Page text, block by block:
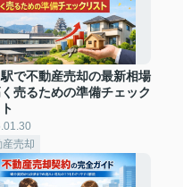
で不動産売却の最新相場
売るための準備チェック
産売却